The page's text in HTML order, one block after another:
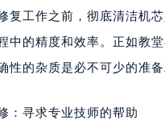
复工作之前，彻底清洁机
中的精度和效率。正如教
性的杂质是必不可少的准备
：寻求专业技师的帮助